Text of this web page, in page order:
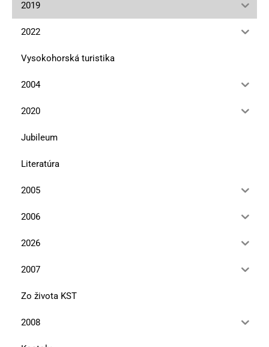
2019
2022
Vysokohorská turistika
2004
2020
Jubileum
Literatúra
2005
2006
2026
2007
Zo života KST
2008